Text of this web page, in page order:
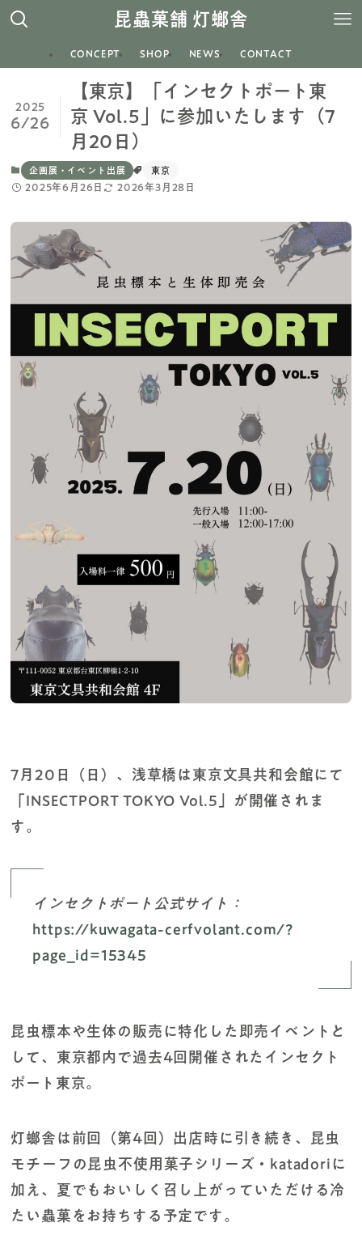
昆蟲菓舗 灯螂舎
CONCEPT SHOP NEWS CONTACT
【東京】「インセクトポート東
京 Vol.5」に参加いたします（7
月20日）
2025
6/26
企画展・イベント出展 東京
2025年6月26日 2026年3月28日
7月20日（日）、浅草橋は東京文具共和会館にて
「INSECTPORT TOKYO Vol.5」が開催されま
す。
インセクトポート公式サイト：
https://kuwagata-cerfvolant.com/?
page_id=15345
昆虫標本や生体の販売に特化した即売イベントと
して、東京都内で過去4回開催されたインセクト
ポート東京。
灯螂舎は前回（第4回）出店時に引き続き、昆虫
モチーフの昆虫不使用菓子シリーズ・katadoriに
加え、夏でもおいしく召し上がっていただける冷
たい蟲菓をお持ちする予定です。